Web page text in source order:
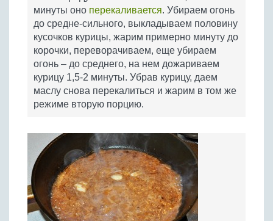
минуты оно перекаливается. Убираем огонь
до средне-сильного, выкладываем половину
кусочков курицы, жарим примерно минуту до
корочки, переворачиваем, еще убираем
огонь – до среднего, на нем дожариваем
курицу 1,5-2 минуты. Убрав курицу, даем
маслу снова перекалиться и жарим в том же
режиме вторую порцию.